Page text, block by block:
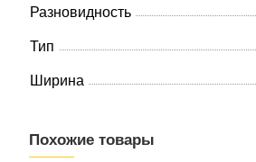
Разновидность
Тип
Ширина
Похожие товары